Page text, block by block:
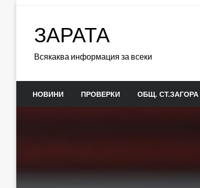
ЗАРАТА
Всякаква информация за всеки
НОВИНИ ПРОВЕРКИ ОБЩ. СТ.ЗАГОРА